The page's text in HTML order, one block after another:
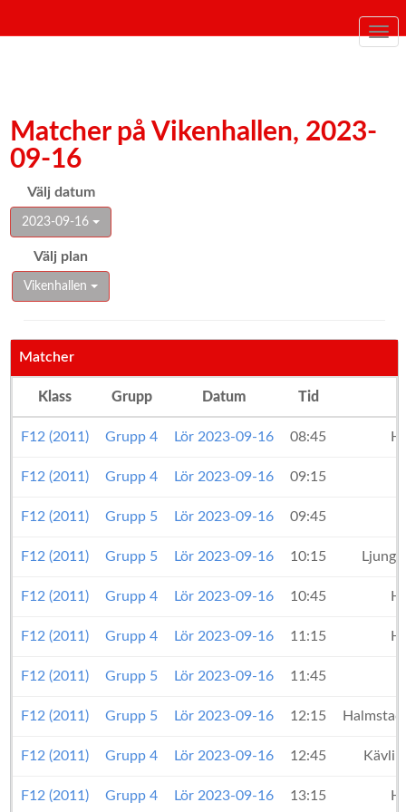
Matcher på Vikenhallen, 2023-
09-16
Välj datum
2023-09-16
Välj plan
Vikenhallen
Matcher
Klass Grupp Datum Tid
F12 (2011) Grupp 4 Lör 2023-09-16 08:45
F12 (2011) Grupp 4 Lör 2023-09-16 09:15
F12 (2011) Grupp 5 Lör 2023-09-16 09:45
F12 (2011) Grupp 5 Lör 2023-09-16 10:15
F12 (2011) Grupp 4 Lör 2023-09-16 10:45
F12 (2011) Grupp 4 Lör 2023-09-16 11:15
F12 (2011) Grupp 5 Lör 2023-09-16 11:45
F12 (2011) Grupp 5 Lör 2023-09-16 12:15
F12 (2011) Grupp 4 Lör 2023-09-16 12:45
F12 (2011) Grupp 4 Lör 2023-09-16 13:15